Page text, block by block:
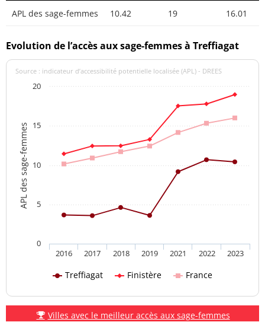
APL des sage-femmes 10.42 19 16.01
Evolution de l’accès aux sage-femmes à Treffiagat
APL des sage-femmes
Source : indicateur d’accessibilité potentielle localisée (APL) - DREES
Treffiagat Finistère France
2016 2017 2018 2019 2021 2022 2023
0
5
10
15
20
Villes avec le meilleur accès aux sage-femmes